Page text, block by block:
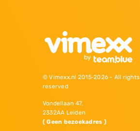
© Vimexx.nl 2015‐2026 - All rights
reserved
Vondellaan 47,
2332AA Leiden
( Geen bezoekadres )